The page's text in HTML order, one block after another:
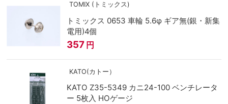
TOMIX (トミックス)
トミックス 0653 車輪 5.6φ ギア無(銀・新集
電用)4個
357 円
KATO(カトー）
KATO Z35-5349 カニ24-100 ベンチレータ
ー 5枚入 HOゲージ